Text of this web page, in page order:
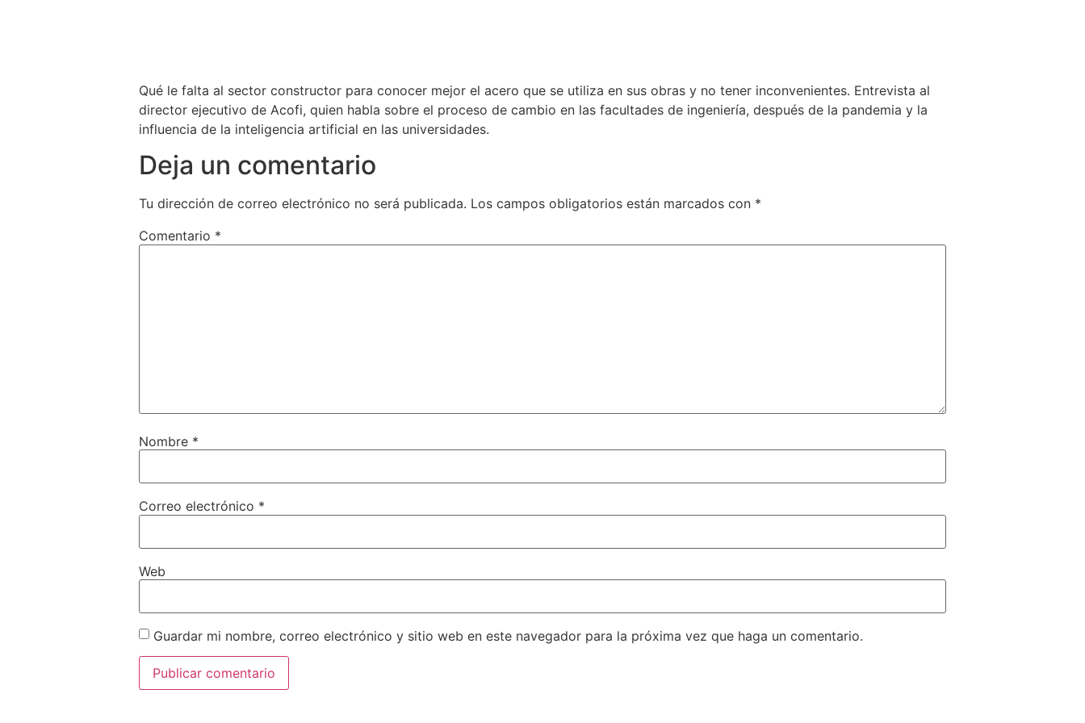
Qué le falta al sector constructor para conocer mejor el acero que se utiliza en sus obras y no tener inconvenientes. Entrevista al
director ejecutivo de Acofi, quien habla sobre el proceso de cambio en las facultades de ingeniería, después de la pandemia y la
influencia de la inteligencia artificial en las universidades.
Deja un comentario
Tu dirección de correo electrónico no será publicada. Los campos obligatorios están marcados con *
Comentario *
Nombre *
Correo electrónico *
Web
Guardar mi nombre, correo electrónico y sitio web en este navegador para la próxima vez que haga un comentario.